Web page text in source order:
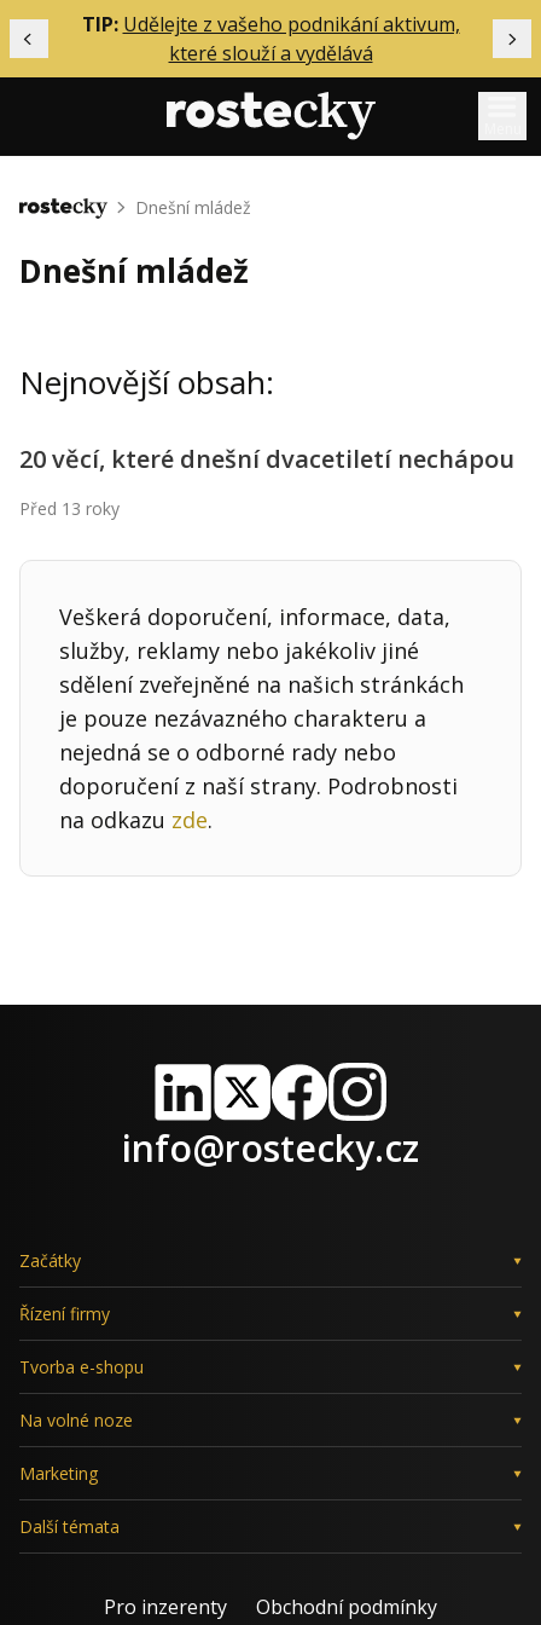
Předchozí
TIP: Udělejte z vašeho podnikání aktivum,
které slouží a vydělává
Mentoring
Solo
Inzerce
Přihlášení
Hledaná fráze
Domů Dnešní mládež
Dnešní mládež
Nejnovější obsah:
20 věcí, které dnešní dvacetiletí nechápou
Před 13 roky
Veškerá doporučení, informace, data,
služby, reklamy nebo jakékoliv jiné
sdělení zveřejněné na našich stránkách
je pouze nezávazného charakteru a
nejedná se o odborné rady nebo
doporučení z naší strany. Podrobnosti
na odkazu zde.
LinkedIn
X FacebookInstagram
info@rostecky.cz
Začátky
Řízení firmy
Tvorba e-shopu
Na volné noze
Marketing
Další témata
Pro inzerenty Obchodní podmínky